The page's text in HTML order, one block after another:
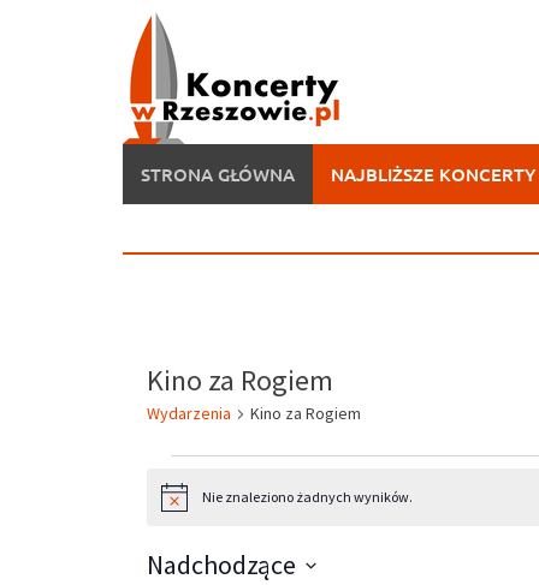
STRONA GŁÓWNA NAJBLIŻSZE KONCERTY
Kino za Rogiem
Wydarzenia Kino za Rogiem
Powiadomienie
Nie znaleziono żadnych wyników.
Nadchodzące